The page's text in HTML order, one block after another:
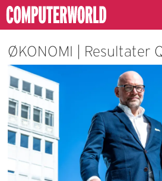
ØKONOMI | Resultater